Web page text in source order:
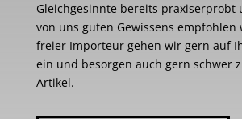
Gleichgesinnte bereits praxiserprobt
von uns guten Gewissens empfohlen
freier Importeur gehen wir gern auf
ein und besorgen auch gern schwer
Artikel.